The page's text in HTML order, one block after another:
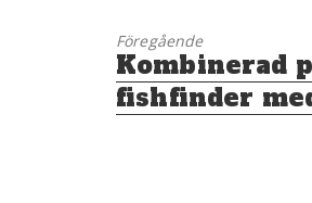
Föregående
Föregående
inlägg:
Kombinerad
fishfinder